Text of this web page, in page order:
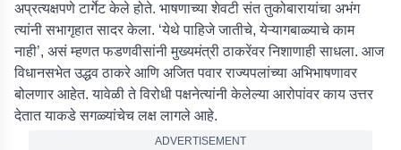
अप्रत्यक्षपणे टार्गेट केले होते. भाषणाच्या शेवटी संत तुकोबारायांचा अभंग
त्यांनी सभागृहात सादर केला. ‘येथे पाहिजे जातीचे, येऱ्यागबाळ्याचे काम
नाही’, असं म्हणत फडणवीसांनी मुख्यमंत्री ठाकरेंवर निशाणाही साधला. आज
विधानसभेत उद्धव ठाकरे आणि अजित पवार राज्यपलांच्या अभिभाषणावर
बोलणार आहेत. यावेळी ते विरोधी पक्षनेत्यांनी केलेल्या आरोपांवर काय उत्तर
देतात याकडे सगळ्यांचेच लक्ष लागले आहे.
ADVERTISEMENT